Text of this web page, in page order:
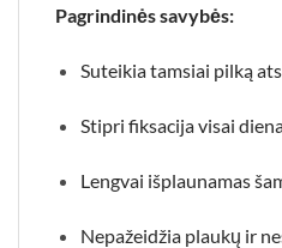
Pagrindinės savybės:
Suteikia tamsiai pilką
Stipri fiksacija visai
Lengvai išplaunamas
Nepažeidžia plaukų ir